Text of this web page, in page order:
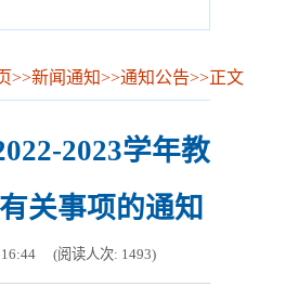
>>新闻通知>>通知公告>>正文
2023学年教
关事项的通知
(阅读人次: 1493)